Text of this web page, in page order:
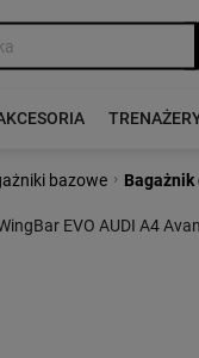
bazowe › Bagażnik